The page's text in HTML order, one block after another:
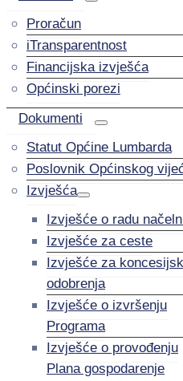
Proračun
iTransparentnost
Financijska izvješća
Općinski porezi
Dokumenti
Statut Općine Lumbarda
Poslovnik Općinskog
Izvješća
Izvješće o radu
Izvješće za ceste
Izvješće za
odobrenja
Izvješće o izvršenju
Programa
Izvješće o provođenju
Plana gospodarenje